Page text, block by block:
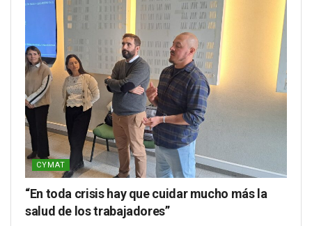
CYMAT
“En toda crisis hay que cuidar mucho más la
salud de los trabajadores”